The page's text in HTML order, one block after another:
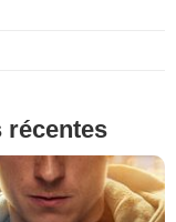
récentes